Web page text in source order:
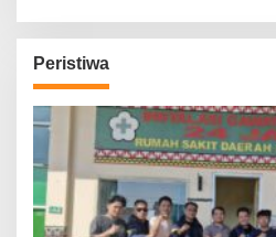
Peristiwa